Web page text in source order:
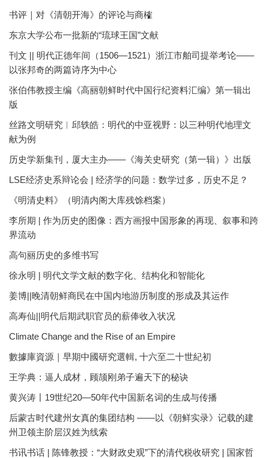
书评｜对《清朝开海》的评论与商榷
东京大学公布一批新的“琉球王国”文献
刊文 || 明代正德年间（1506—1521）浙江市舶司提举考论——
以张邦奇的两篇诗序为中心
张伯伟教授主编《高丽朝鲜时代中国行纪资料汇编》第一辑出
版
丝路文明研究︱邱轶皓：明代的中亚视野：以三种明代地理文
献为例
历史学新集刊，厦大主办——《海关史研究（第一辑）》出版
LSE经济史系辩论会 | 经济学的问题：数学过多，历史不足？
《明清史料》（明清内阁大库残馀档案）
李所期 | 作为历史的图像：西方画报中国形象的再现、叙事和跨
界流动
高句丽历史的多维书写
徐永明 | 明代文学文献的数字化、结构化和智能化
姜博||晚清朝鲜商民在中国内地游历制度的形成及其运作
高寿仙||明代后期武职官员的薪俸收入状况
Climate Change and the Rise of an Empire
數據庫資源｜早期中國研究選輯, 十六至二十世紀初
王学典：逼人成材，顾颉刚弟子遍天下的秘诀
黄兴涛丨19世纪20—50年代中国新名词的生成与传播
后蒙古时代建州女真的集团结构 ——以《朝鲜实录》记载的建
州卫领主阶层汉姓为线索
书讯书话 | 陈锋教授：“大财政史观”下的清代税收研究 | 国家哲